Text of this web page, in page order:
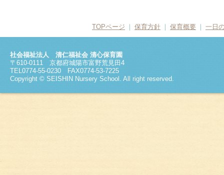
TOPページ 保育方針 保育概要 一日
社会福祉法人 清仁福祉会 清心保育園
〒610-0111 京都府城陽市富野荒見田4
TEL0774-55-0230 FAX0774-53-7225
Copyright © SEISHIN Nursery School. All right reserved.